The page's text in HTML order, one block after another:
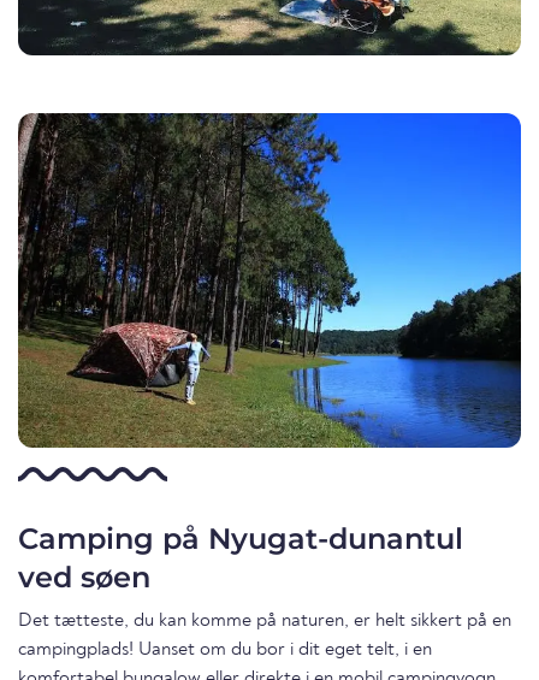
Camping på Nyugat-dunantul
ved søen
Det tætteste, du kan komme på naturen, er helt sikkert på en
campingplads! Uanset om du bor i dit eget telt, i en